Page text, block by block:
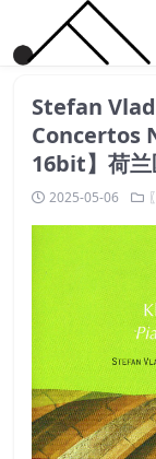
Stefan
Concertos
16bit】荷
2025-05-06